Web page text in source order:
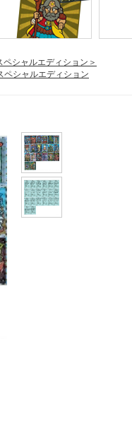
シャルエディション＞
ペシャルエディション